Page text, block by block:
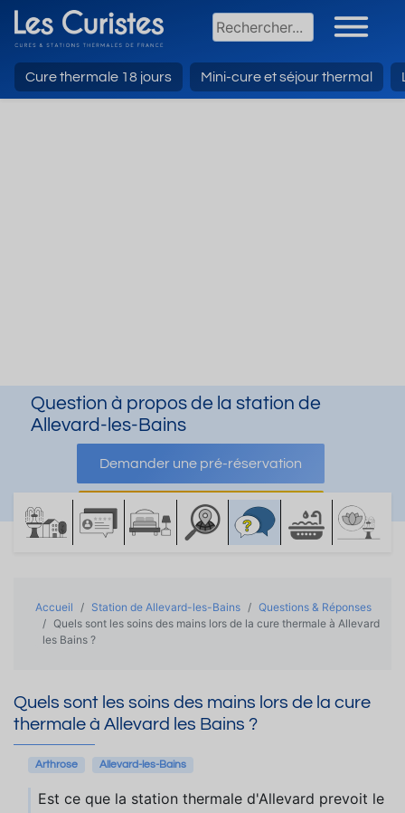
Cure thermale 18 jours Mini-cure et séjour thermal
Question à propos de la station de
Allevard-les-Bains
Demander une pré-réservation
Demander une documentation
Accueil Station de Allevard-les-Bains
Questions & Réponses
Quels sont les soins des mains lors de la cure thermale à Allevard
les Bains ?
Quels sont les soins des mains lors de la cure
thermale à Allevard les Bains ?
Arthrose Allevard-les-Bains
Est ce que la station thermale d'Allevard prevoit le